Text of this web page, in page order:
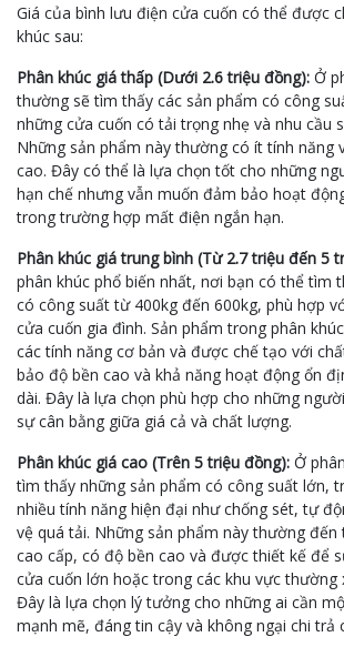
Giá của bình lưu điện cửa cuốn có thể được
khúc sau:
Phân khúc giá thấp (Dưới 2.6 triệu đồng): Ở
thường sẽ tìm thấy các sản phẩm có công
những cửa cuốn có tải trọng nhẹ và nhu cầu
Những sản phẩm này thường có ít tính năng
cao. Đây có thể là lựa chọn tốt cho những
hạn chế nhưng vẫn muốn đảm bảo hoạt
trong trường hợp mất điện ngắn hạn.
Phân khúc giá trung bình (Từ 2.7 triệu đến 5
phân khúc phổ biến nhất, nơi bạn có thể tìm
có công suất từ 400kg đến 600kg, phù hợp
cửa cuốn gia đình. Sản phẩm trong phân
các tính năng cơ bản và được chế tạo với
bảo độ bền cao và khả năng hoạt động ổn
dài. Đây là lựa chọn phù hợp cho những
sự cân bằng giữa giá cả và chất lượng.
Phân khúc giá cao (Trên 5 triệu đồng): Ở
tìm thấy những sản phẩm có công suất lớn,
nhiều tính năng hiện đại như chống sét, tự
vệ quá tải. Những sản phẩm này thường
cao cấp, có độ bền cao và được thiết kế để
cửa cuốn lớn hoặc trong các khu vực thường
Đây là lựa chọn lý tưởng cho những ai cần
mạnh mẽ, đáng tin cậy và không ngại chi trả